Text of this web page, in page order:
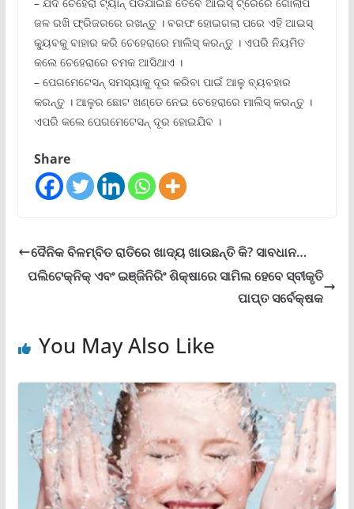
ଜଳ ରଖି ଫ୍ରିଜରରେ ରଖନ୍ତୁ । ବରଫ ହୋଇଗଲା ପରେ ଏହି ଆଇସ୍
କ୍ୟୁବକୁ ବାହାର କରି ଚେହେରାରେ ମାଲିସ୍ କରନ୍ତୁ । ଏପରି ନିୟମିତ
କଲେ ଚେହେରାରେ ଚମକ ଆସିଥାଏ ।
– ପେଗମେଟେସନ୍ ସମସ୍ୟାକୁ ଦୂର କରିବା ପାଇଁ ଆଳୁ ବ୍ୟବହାର
କରନ୍ତୁ । ଆଳୁର ଛୋଟ ଖଣ୍ଡେ ନେଇ ଚେହେରାରେ ମାଲିସ୍ କରନ୍ତୁ ।
ଏପରି କଲେ ପେଗମେଟେସନ୍ ଦୂର ହୋଇଯିବ ।
Share
ଦୈନିକ ବିଳମ୍ବିତ ରାତିରେ ଖାଦ୍ୟ ଖାଉଛନ୍ତି କି? ସାବଧାନ…
ପଲିଟେକ୍‌ନିକ୍‌ ଏବଂ ଇଞ୍ଜିନିରିଂ ଶିକ୍ଷାରେ ସାମିଲ ହେବେ ସ୍ବୀକୃତି
ପାପ୍ତ ସର୍ବେକ୍ଷକ
You May Also Like